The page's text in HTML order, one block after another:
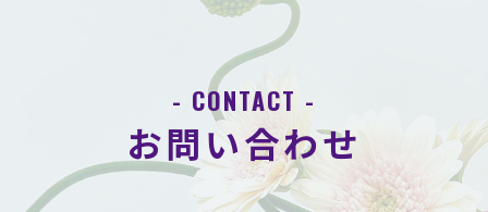
- CONTACT -
お問い合わせ